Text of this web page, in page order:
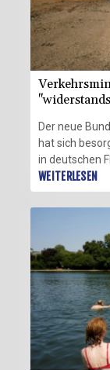
und nutzbar
Der neue
hat sich
in deutschen
angekündigt.
Logistikkette
gemeinsam
WEITERLESEN